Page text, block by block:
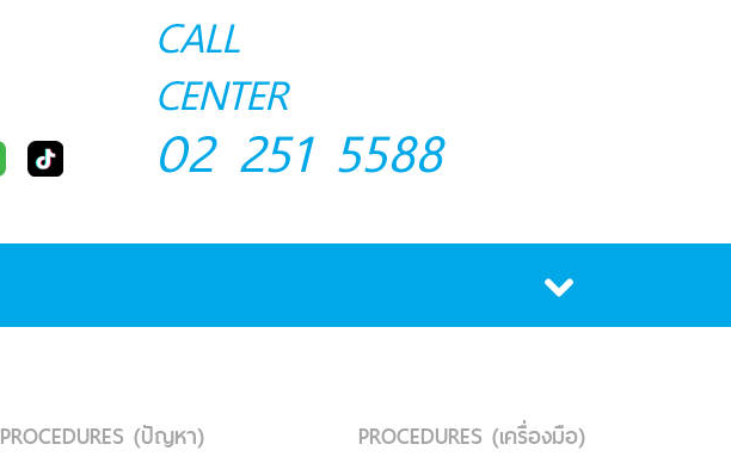
CALL
CENTER
02 251 5588
PROCEDURES (ปัญหา)
PROCEDURES (เครื่องมือ)